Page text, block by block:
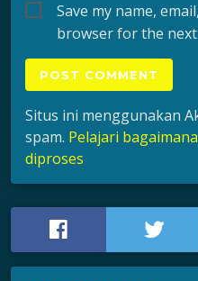
Save my name,
browser for the
Situs ini menggunakan
spam. Pelajari
diproses